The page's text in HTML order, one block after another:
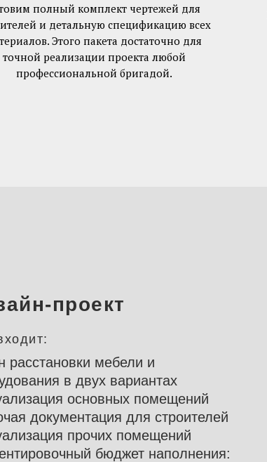
полный комплект чертежей для
и детальную спецификацию всех
Этого пакета достаточно для
точной реализации проекта любой
профессиональной бригадой.
проект
расстановки мебели и
в двух вариантах
основных помещений
документация для строителей
прочих помещений
бюджет наполнения:
расстановки мебели
в двух вариантах